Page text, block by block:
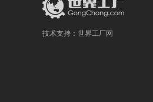
技术支持： 世界工厂网